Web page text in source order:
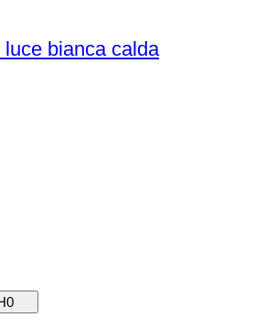
bianca calda